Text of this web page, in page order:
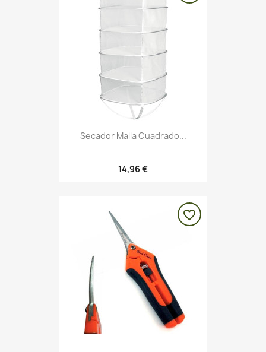
Secador Malla Cuadrado...
14,96 €
favorite_border